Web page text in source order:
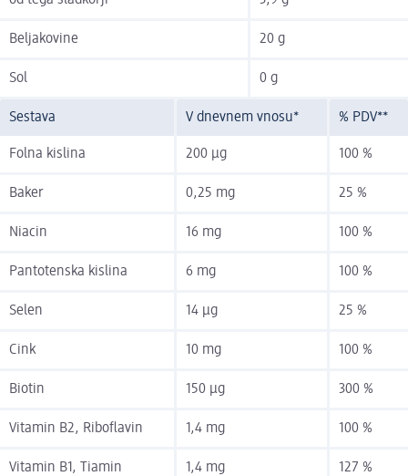
Beljakovine 20 g
Sol 0 g
Sestava V dnevnem vnosu* % PDV**
Folna kislina 200 µg 100 %
Baker 0,25 mg 25 %
Niacin 16 mg 100 %
Pantotenska kislina 6 mg 100 %
Selen 14 µg 25 %
Cink 10 mg 100 %
Biotin 150 µg 300 %
Vitamin B2, Riboflavin 1,4 mg 100 %
Vitamin B1, Tiamin 1,4 mg 127 %